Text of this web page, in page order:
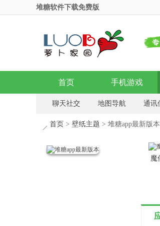
堆糖软件下载免费版
首页 手机游戏
聊天社交 地图导航 通讯
影音播放 安全加密 浏览
首页 > 壁纸主题 > 堆糖app最新版本
魔